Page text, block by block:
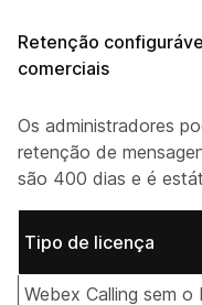
Retenção
comerciais
Os administradores
retenção de
são 400 dias e é
Tipo de licença
Webex Calling sem o